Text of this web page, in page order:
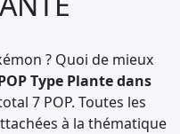
? Quoi de mieux
Type Plante dans
7 POP. Toutes les
à la thématique